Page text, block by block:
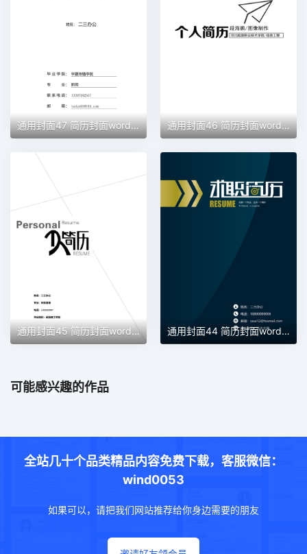
通用封面47 简历封面word模板 通用封面46 简历封面word模板
通用封面45 简历封面word模板 通用封面44 简历封面word模板
可能感兴趣的作品
全站几十个品类精品内容免费下载，客服微信：
wind0053
如果可以，请把我们网站推荐给你身边需要的朋友